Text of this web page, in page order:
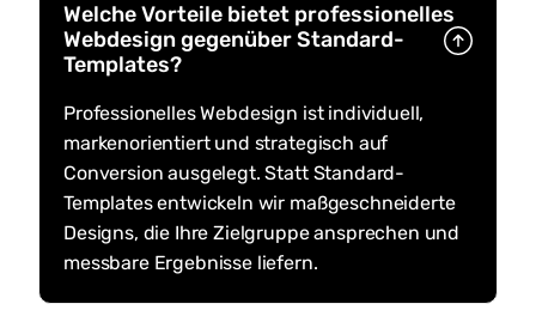
Welche Vorteile bietet professionelles
Webdesign gegenüber Standard-
Templates?
Professionelles Webdesign ist individuell,
markenorientiert und strategisch auf
Conversion ausgelegt. Statt Standard-
Templates entwickeln wir maßgeschneiderte
Designs, die Ihre Zielgruppe ansprechen und
messbare Ergebnisse liefern.